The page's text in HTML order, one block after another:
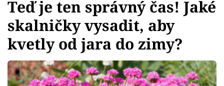
Témata
Bydlení
Zahrada
Teď je ten správný čas! Jaké
skalničky vysadit, aby
kvetly od jara do zimy?